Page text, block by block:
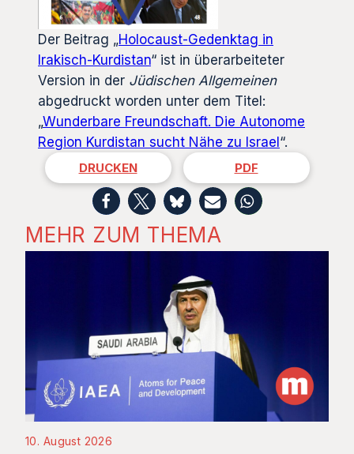
Der Beitrag „Holocaust-Gedenktag in
Irakisch-Kurdistan“ ist in überarbeiteter
Version in der Jüdischen Allgemeinen
abgedruckt worden unter dem Titel:
„Wunderbare Freundschaft. Die Autonome
Region Kurdistan sucht Nähe zu Israel“.
DRUCKEN PDF
MEHR ZUM THEMA
10. August 2026